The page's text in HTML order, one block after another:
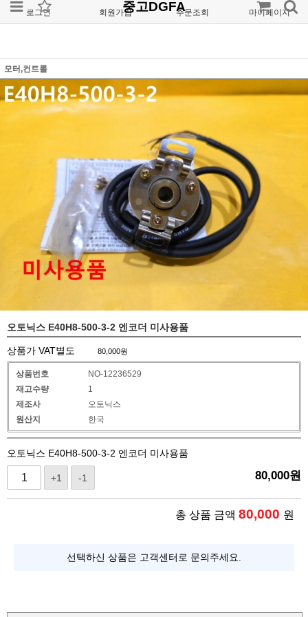
로그인 회원가입 주문조회 마이페이지
중고DGFA
모터,컨트롤
오토닉스 E40H8-500-3-2 엔코더 미사용품
상품가 VAT별도 80,000원
상품번호
NO-12236529
재고수량
1
제조사
오토닉스
원산지
한국
오토닉스 E40H8-500-3-2 엔코더 미사용품
+1 -1 80,000원
총 상품 금액 80,000 원
선택하신 상품은 고객센터로 문의주세요.